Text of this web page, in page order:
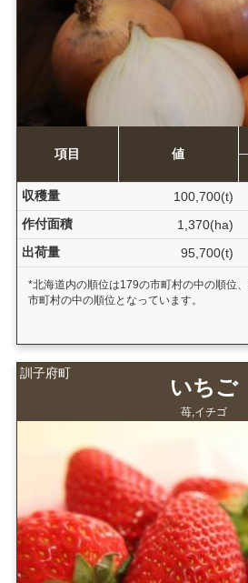
項目 値
収穫量
100,700(t)
作付面積
1,370(ha)
出荷量
95,700(t)
*北海道内の順位は179の市町村の中の順位
市町村の中の順位となっています。
訓子府町
いちご
苺,イチゴ